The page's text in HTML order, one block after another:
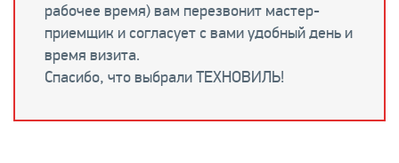
рабочее время) вам перезвонит мастер-
приемщик и согласует с вами удобный день и
время визита.
Спасибо, что выбрали ТЕХНОВИЛЬ!